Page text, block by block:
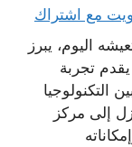
اليوم، يبرز
تجربة
التكنولوجيا
إلى مركز